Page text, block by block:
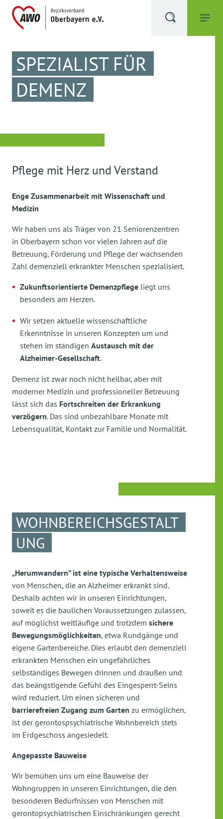
SPEZIALIST FÜR
DEMENZ
Pflege mit Herz und Verstand
Enge Zusammenarbeit mit Wissenschaft und
Medizin
Wir haben uns als Träger von 21 Seniorenzentren
in Oberbayern schon vor vielen Jahren auf die
Betreuung, Förderung und Pflege der wachsenden
Zahl demenziell erkrankter Menschen spezialisiert.
Zukunftsorientierte Demenzpflege liegt uns
besonders am Herzen.
Wir setzen aktuelle wissenschaftliche
Erkenntnisse in unseren Konzepten um und
stehen im ständigen Austausch mit der
Alzheimer-Gesellschaft.
Demenz ist zwar noch nicht heilbar, aber mit
moderner Medizin und professioneller Betreuung
lässt sich das Fortschreiten der Erkrankung
verzögern. Das sind unbezahlbare Monate mit
Lebensqualität, Kontakt zur Familie und Normalität.
WOHNBEREICHSGESTALT
UNG
„Herumwandern” ist eine typische Verhaltensweise
von Menschen, die an Alzheimer erkrankt sind.
Deshalb achten wir in unseren Einrichtungen,
soweit es die baulichen Voraussetzungen zulassen,
auf möglichst weitläufige und trotzdem sichere
Bewegungsmöglichkeiten, etwa Rundgänge und
eigene Gartenbereiche. Dies erlaubt den demenziell
erkrankten Menschen ein ungefährliches
selbständiges Bewegen drinnen und draußen und
das beängstigende Gefühl des Eingesperrt-Seins
wird reduziert. Um einen sicheren und
barrierefreien Zugang zum Garten zu ermöglichen,
ist der gerontospsychiatrische Wohnbereich stets
im Erdgeschoss angesiedelt.
Angepasste Bauweise
Wir bemühen uns um eine Bauweise der
Wohngruppen in unseren Einrichtungen, die den
besonderen Bedürfnissen von Menschen mit
gerontopsychiatrischen Einschränkungen gerecht